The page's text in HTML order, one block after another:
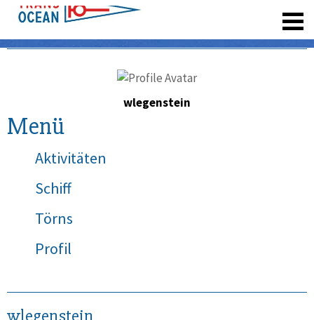
wlegenstein
Menü
Aktivitäten
Schiff
Törns
Profil